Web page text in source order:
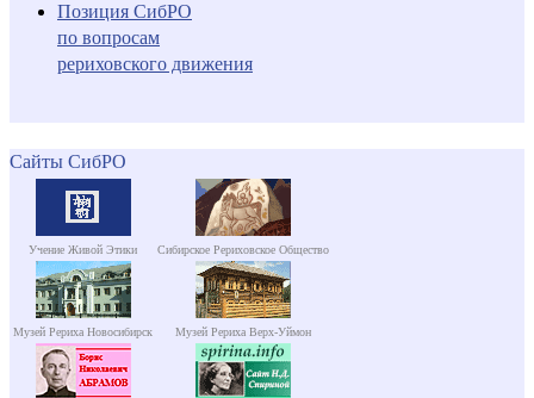
Позиция СибРО
по вопросам
рериховского движения
Сайты СибРО
Учение Живой Этики Сибирское Рериховское Общество
Музей Рериха Новосибирск Музей Рериха Верх-Уймон